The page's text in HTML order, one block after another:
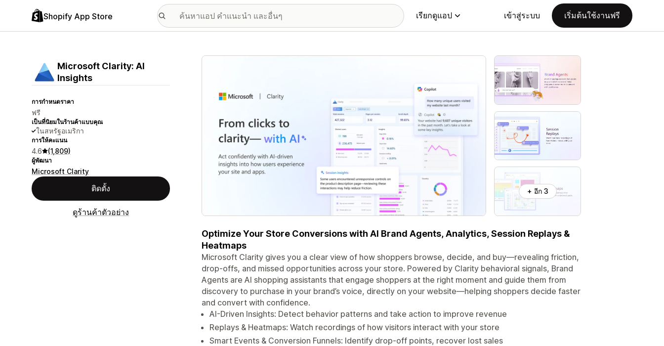
Shopify App Store เรียกดูแอป เข้าสู่ระบบ เริ่มต้นใช้งานฟรี
Microsoft Clarity: AI
Insights
การกำหนดราคา
ฟรี
เป็นที่นิยมในร้านค้าแบบคุณ
ในสหรัฐอเมริกา
การให้คะแนน
4.6 (1,809)
ผู้พัฒนา
Microsoft Clarity
ติดตั้ง
ดูร้านค้าตัวอย่าง
แกลเลอรีรูปภาพที่แสดง
+ อีก 3
Optimize Your Store Conversions with AI Brand Agents, Analytics, Session Replays &
Heatmaps
Microsoft Clarity gives you a clear view of how shoppers browse, decide, and buy—revealing friction,
drop‑offs, and missed opportunities across your store. Powered by Clarity behavioral signals, Brand
Agents are AI shopping assistants that engage shoppers at the right moment and guide them from
discovery to purchase in your brand’s voice, directly on your website—helping shoppers decide faster
and convert with confidence.
AI-Driven Insights: Detect behavior patterns and take action to improve revenue
Replays & Heatmaps: Watch recordings of how visitors interact with your store
Smart Events & Conversion Funnels: Identify drop-off points, recover lost sales